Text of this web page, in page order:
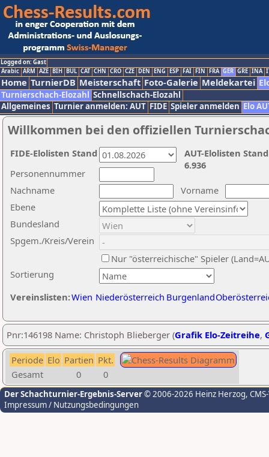
Logged on: Gast
Arabic ARM AZE BIH BUL CAT CHN CRO CZE DEN ENG ESP FAI FIN FRA GER GRE INA
Home TurnierDB Meisterschaft Foto-Galerie Meldekartei
Turnierschach-Elozahl Schnellschach-Elozahl
Allgemeines Turnier anmelden: AUT FIDE Spieler anmelden Elo
Willkommen bei den offiziellen
Nachname
Vorname
Ebene
Sortierung
Personennummer
Bundesland
Spgem./Kreis/Verein
Nur "österreichische" Spieler
Vereinslisten:Wien Niederösterreich Burgenland
AUT-Elolisten
6.936
FIDE-Elolisten Stand
Pnr:146198 Name: Christoph Blieberger (Grafik Elo-Zeitreihe,
Periode Elo Partien Pkt.
Gesamt
0 0
Der Schachturnier-Ergebnis-Server© 2006-2026 Heinz Herzog,
Impressum / Nutzungsbedingungen